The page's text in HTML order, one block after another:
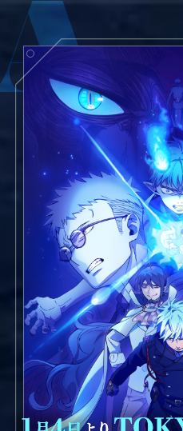
魔
師
終
篇
NEWS
ON AIR
STORY
MOVIE